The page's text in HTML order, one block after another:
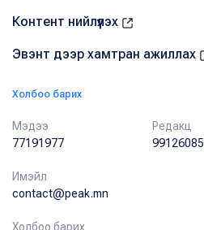
Контент нийлүүлэх
Эвэнт дээр хамтран ажиллах
Холбоо барих
Мэдээ
77191977
Редакц
99126085
Имэйл
contact@peak.mn
Холбоо барих